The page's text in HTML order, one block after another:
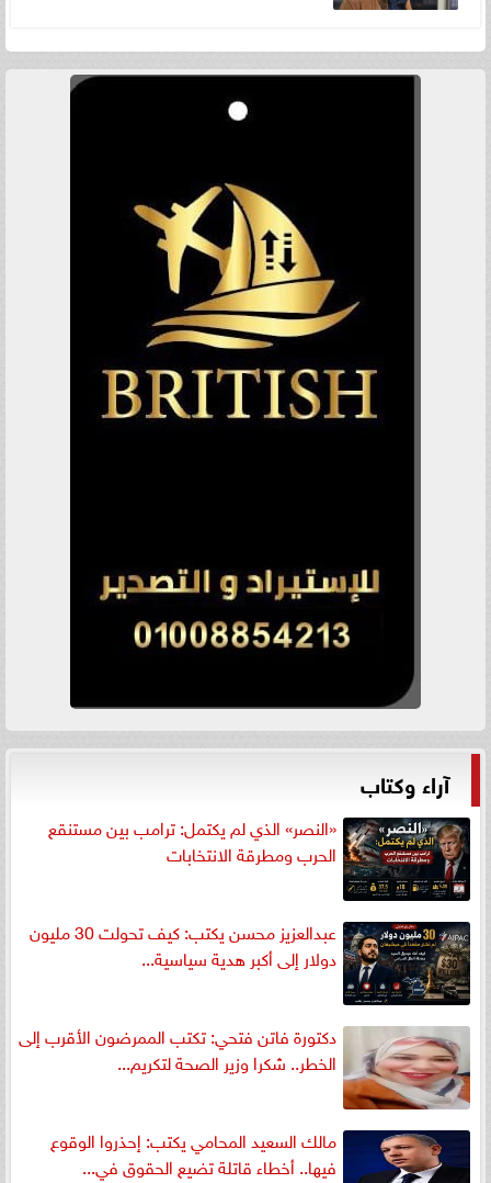
آراء وكتاب
«النصر» الذي لم يكتمل: ترامب بين مستنقع
الحرب ومطرقة الانتخابات
عبدالعزيز محسن يكتب: كيف تحولت 30 مليون
دولار إلى أكبر هدية سياسية...
دكتورة فاتن فتحي: تكتب الممرضون الأقرب إلى
الخطر.. شكرا وزير الصحة لتكريم...
مالك السعيد المحامي يكتب: إحذروا الوقوع
فيها.. أخطاء قاتلة تضيع الحقوق في...